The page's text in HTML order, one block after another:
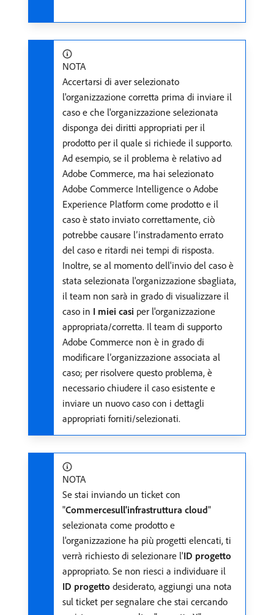
NOTA
Accertarsi di aver selezionato
l'organizzazione corretta prima di inviare il
caso e che l'organizzazione selezionata
disponga dei diritti appropriati per il
prodotto per il quale si richiede il supporto.
Ad esempio, se il problema è relativo ad
Adobe Commerce, ma hai selezionato
Adobe Commerce Intelligence o Adobe
Experience Platform come prodotto e il
caso è stato inviato correttamente, ciò
potrebbe causare l’instradamento errato
del caso e ritardi nei tempi di risposta.
Inoltre, se al momento dell'invio del caso è
stata selezionata l'organizzazione sbagliata,
il team non sarà in grado di visualizzare il
caso in I miei casi per l'organizzazione
appropriata/corretta. Il team di supporto
Adobe Commerce non è in grado di
modificare l’organizzazione associata al
caso; per risolvere questo problema, è
necessario chiudere il caso esistente e
inviare un nuovo caso con i dettagli
appropriati forniti/selezionati.
NOTA
Se stai inviando un ticket con
"Commercesull'infrastruttura cloud"
selezionata come prodotto e
l'organizzazione ha più progetti elencati, ti
verrà richiesto di selezionare l'ID progetto
appropriato. Se non riesci a individuare il
ID progetto desiderato, aggiungi una nota
sul ticket per segnalare che stai cercando